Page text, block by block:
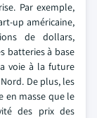
Par exemple,
up américaine,
de dollars,
batteries à base
voie à la future
De plus, les
en masse que le
des prix des